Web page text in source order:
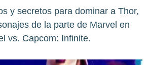
y secretos para dominar a Thor,
de la parte de Marvel en
vs. Capcom: Infinite.